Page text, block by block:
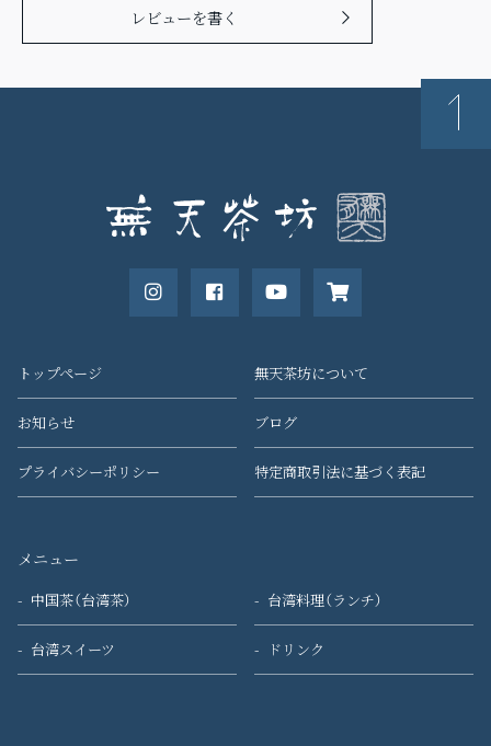
レビューを書く
トップページ 無天茶坊について
お知らせ ブログ
プライバシーポリシー 特定商取引法に基づく表記
メニュー
中国茶（台湾茶） 台湾料理（ランチ）
台湾スイーツ ドリンク